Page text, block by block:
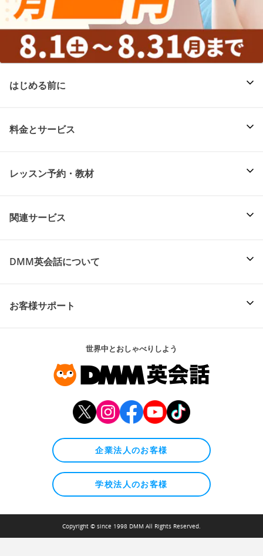
はじめる前に
料金とサービス
レッスン予約・教材
関連サービス
DMM英会話について
お客様サポート
世界中とおしゃべりしよう
企業法人のお客様
学校法人のお客様
Copyright © since 1998 DMM All Rights Reserved.